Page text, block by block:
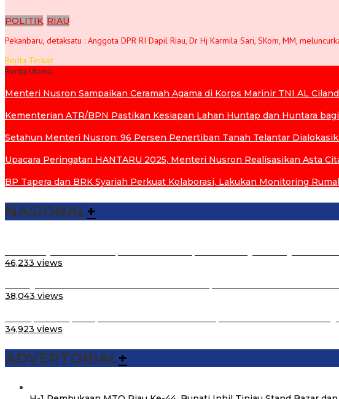
POLITIK, RIAU
Pekanbaru, detaksatu : Anggota DPR RI Dapil Riau, Dr Hj Karmila Sari, SKom, MM,
Berita Terkait
Berita Utama
Menteri Nusron Sampaikan Ceramah Agama di Korps Marinir TNI AL
Kementerian ATR/BPN Pastikan Kesiapan Lahan Huntap dan Huntara
Setahun Menteri Nusron: 96 Persen Penertiban Tanah Telantar
Upacara Peringatan HANTARU 2025, Menteri Nusron Realisasikan Asta
BP Tapera dan BRK Syariah Perkuat Kolaborasi, Lakukan Monitoring
NASIONAL+
46,233 views
38,043 views
34,923 views
ADVERTORIAL+